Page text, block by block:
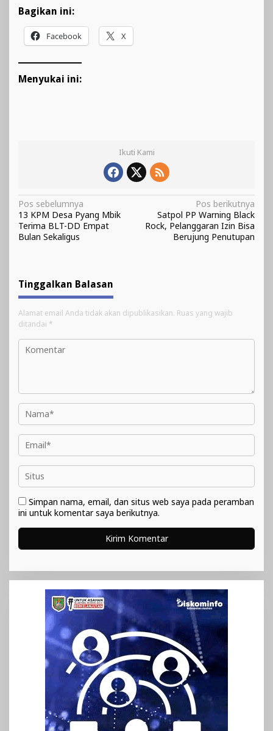
Bagikan ini:
Facebook X
Menyukai ini:
Ikuti Kami
Navigasi
pos
Pos sebelumnya
13 KPM Desa Pyang Mbik
Terima BLT-DD Empat
Bulan Sekaligus
Pos berikutnya
Satpol PP Warning Black
Rock, Pelanggaran Izin Bisa
Berujung Penutupan
Tinggalkan Balasan
Alamat email Anda tidak akan dipublikasikan. Ruas yang wajib
ditandai *
Simpan nama, email, dan situs web saya pada peramban
ini untuk komentar saya berikutnya.